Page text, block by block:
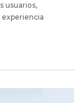
usuarios,